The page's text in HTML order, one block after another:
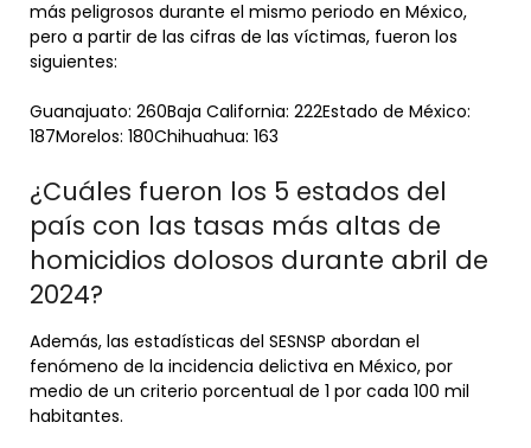
más peligrosos durante el mismo periodo en México,
pero a partir de las cifras de las víctimas, fueron los
siguientes:
Guanajuato: 260Baja California: 222Estado de México:
187Morelos: 180Chihuahua: 163
¿Cuáles fueron los 5 estados del
país con las tasas más altas de
homicidios dolosos durante abril de
2024?
Además, las estadísticas del SESNSP abordan el
fenómeno de la incidencia delictiva en México, por
medio de un criterio porcentual de 1 por cada 100 mil
habitantes.